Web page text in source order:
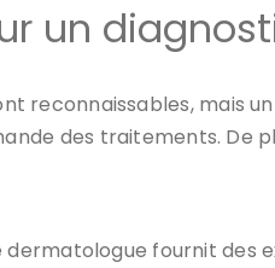
un
reconnaissables, mais un
des traitements. De
dermatologue fournit des